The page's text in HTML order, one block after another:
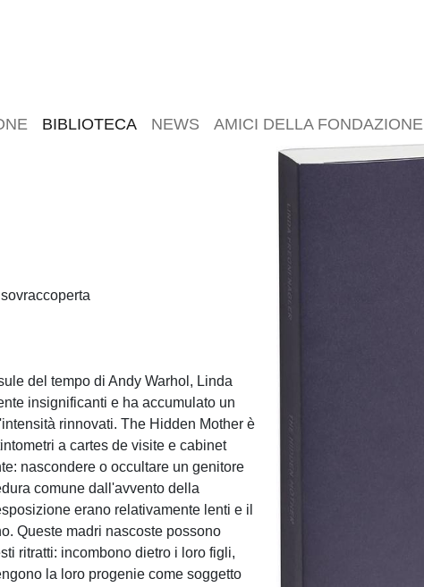
BIBLIOTECA NEWS AMICI DELLA FONDAZIONE
del tempo di Andy Warhol, Linda
insignificanti e ha accumulato un
rinnovati. The Hidden Mother è
a cartes de visite e cabinet
nascondere o occultare un genitore
comune dall'avvento della
erano relativamente lenti e il
Queste madri nascoste possono
ritratti: incombono dietro i loro figli,
la loro progenie come soggetto